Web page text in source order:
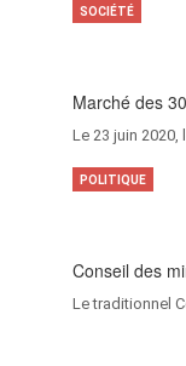
Marché des
Le 23 juin
SOCIÉTÉ
Conseil des
Le traditionnel
POLITIQUE